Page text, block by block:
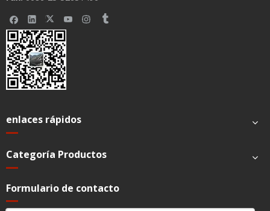
enlaces rápidos
Categoría Productos
Formulario de contacto